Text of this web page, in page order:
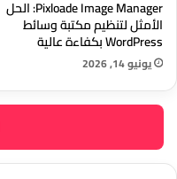
Pixloade Image Manager: الحل
الأمثل لتنظيم مكتبة وسائط
WordPress بكفاءة عالية
يونيو 14, 2026